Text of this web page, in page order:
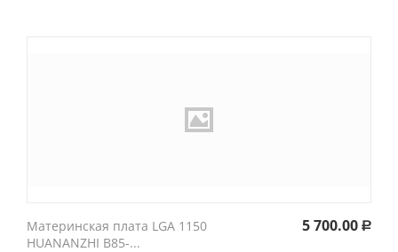
Материнская плата LGA 1150
HUANANZHI B85-...
5 700.00 Р